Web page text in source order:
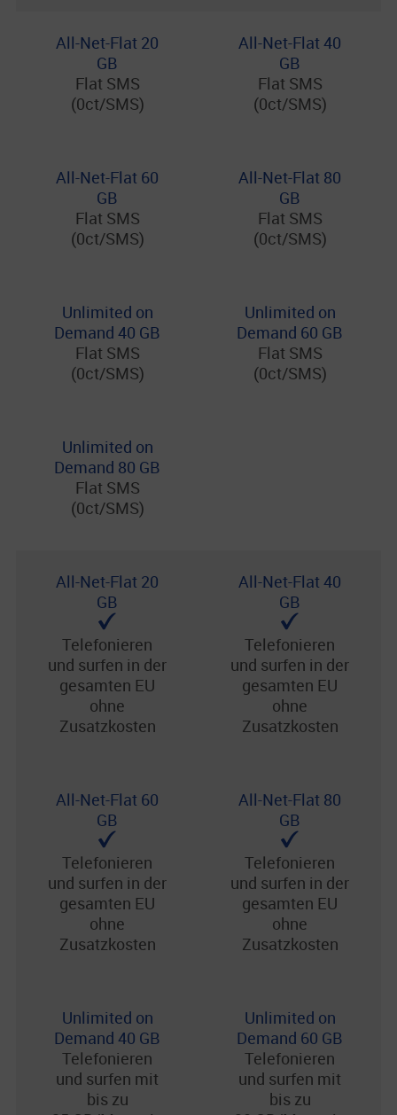
All-Net-Flat 20
GB
Flat SMS
(0ct/SMS)
All-Net-Flat 40
GB
Flat SMS
(0ct/SMS)
All-Net-Flat 60
GB
Flat SMS
(0ct/SMS)
All-Net-Flat 80
GB
Flat SMS
(0ct/SMS)
Unlimited on
Demand 40 GB
Flat SMS
(0ct/SMS)
Unlimited on
Demand 60 GB
Flat SMS
(0ct/SMS)
Unlimited on
Demand 80 GB
Flat SMS
(0ct/SMS)
All-Net-Flat 20
GB
Telefonieren
und surfen in der
gesamten EU
ohne
Zusatzkosten
All-Net-Flat 40
GB
Telefonieren
und surfen in der
gesamten EU
ohne
Zusatzkosten
All-Net-Flat 60
GB
Telefonieren
und surfen in der
gesamten EU
ohne
Zusatzkosten
All-Net-Flat 80
GB
Telefonieren
und surfen in der
gesamten EU
ohne
Zusatzkosten
Unlimited on
Demand 40 GB
Telefonieren
und surfen mit
bis zu
Unlimited on
Demand 60 GB
Telefonieren
und surfen mit
bis zu